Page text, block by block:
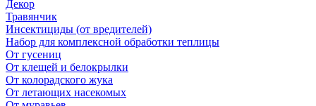
Декор
Травянчик
Инсектициды (от вредителей)
Набор для комплексной обработки теплицы
От гусениц
От клещей и белокрылки
От колорадского жука
От летающих насекомых